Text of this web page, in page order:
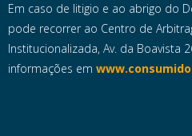
Em caso de litigio e ao abrigo do
pode recorrer ao Centro de
Institucionalizada, Av. da Boavista
informações em